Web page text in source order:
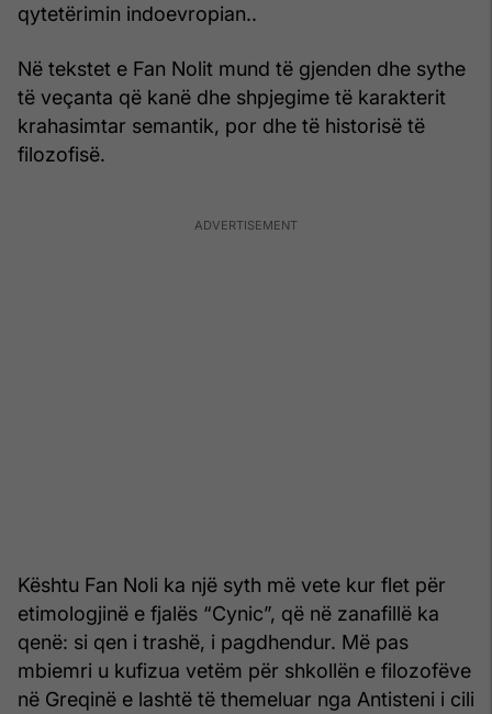
qytetërimin indoevropian..
Në tekstet e Fan Nolit mund të gjenden dhe sythe
të veçanta që kanë dhe shpjegime të karakterit
krahasimtar semantik, por dhe të historisë të
filozofisë.
Kështu Fan Noli ka një syth më vete kur flet për
etimologjinë e fjalës “Cynic”, që në zanafillë ka
qenë: si qen i trashë, i pagdhendur. Më pas
mbiemri u kufizua vetëm për shkollën e filozofëve
në Greqinë e lashtë të themeluar nga Antisteni i cili